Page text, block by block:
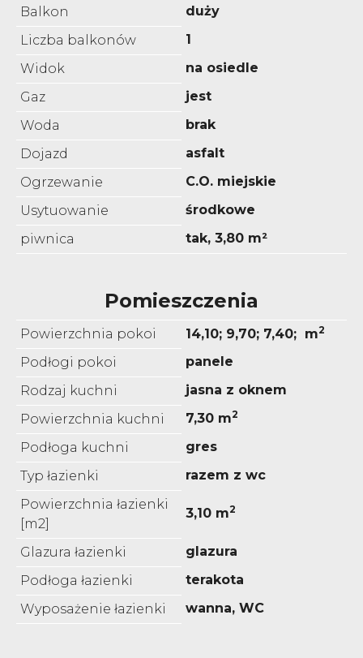
Balkon
duży
Liczba balkonów
1
Widok
na osiedle
Gaz
jest
Woda
brak
Dojazd
asfalt
Ogrzewanie
C.O. miejskie
Usytuowanie
środkowe
piwnica
tak, 3,80 m²
Pomieszczenia
Powierzchnia pokoi 14,10; 9,70; 7,40; m2
Podłogi pokoi
panele
Rodzaj kuchni
jasna z oknem
Powierzchnia kuchni
7,30 m2
Podłoga kuchni
gres
Typ łazienki
razem z wc
Powierzchnia łazienki
[m2]
3,10 m2
Glazura łazienki
glazura
Podłoga łazienki
terakota
Wyposażenie łazienki
wanna, WC